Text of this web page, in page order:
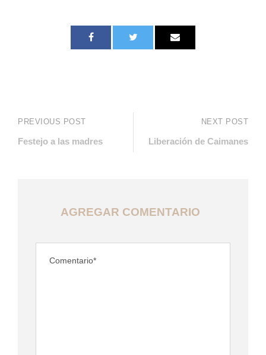
PREVIOUS POST
Festejo a las madres
NEXT POST
Liberación de Caimanes
AGREGAR COMENTARIO